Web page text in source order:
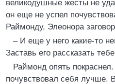
великодушные жесты не
он еще не успел
Раймонду, Элеонора
– И еще у него какие-то
Заставь его рассказать
Раймонд опять
почувствовал себя лучше.